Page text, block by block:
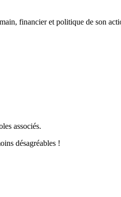
financier et politique de son
associés.
désagréables !